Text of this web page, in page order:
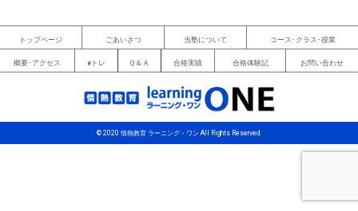
トップページ ごあいさつ 当塾について コース･クラス･授業
概要･アクセス eトレ Ｑ＆Ａ 合格実績 合格体験記 お問い合わせ
© 2020 情熱教育 ラーニング・ワン All Rights Reserved.